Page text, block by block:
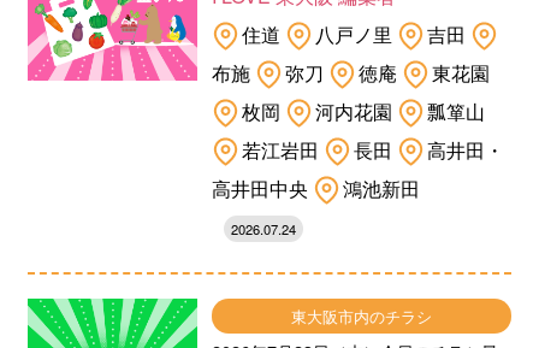
住道
八戸ノ里
吉田
布施
弥刀 徳庵
東花園
枚岡
河内花園
瓢箪山
若江岩田
長田
高井田・
高井田中央
鴻池新田
2026.07.24
東大阪市内のチラシ